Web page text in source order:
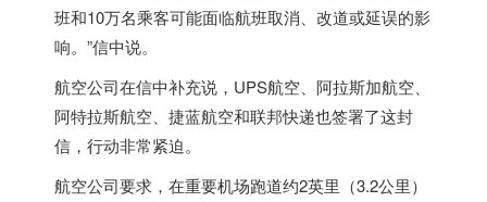
班和10万名乘客可能面临航班取消、改道或延误的影
响。”信中说。
航空公司在信中补充说，UPS航空、阿拉斯加航空、
阿特拉斯航空、捷蓝航空和联邦快递也签署了这封
信，行动非常紧迫。
航空公司要求，在重要机场跑道约2英里（3.2公里）